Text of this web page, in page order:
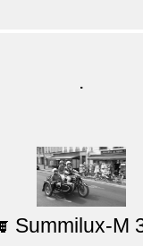
.
Summilux-M